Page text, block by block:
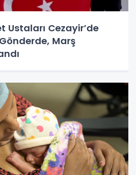
Ustaları Cezayir’de
Marş